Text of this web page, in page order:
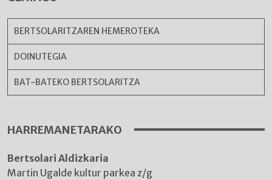
BERTSOLARITZAREN HEMEROTEKA
DOINUTEGIA
BAT-BATEKO BERTSOLARITZA
HARREMANETARAKO
Bertsolari Aldizkaria
Martin Ugalde kultur parkea z/g